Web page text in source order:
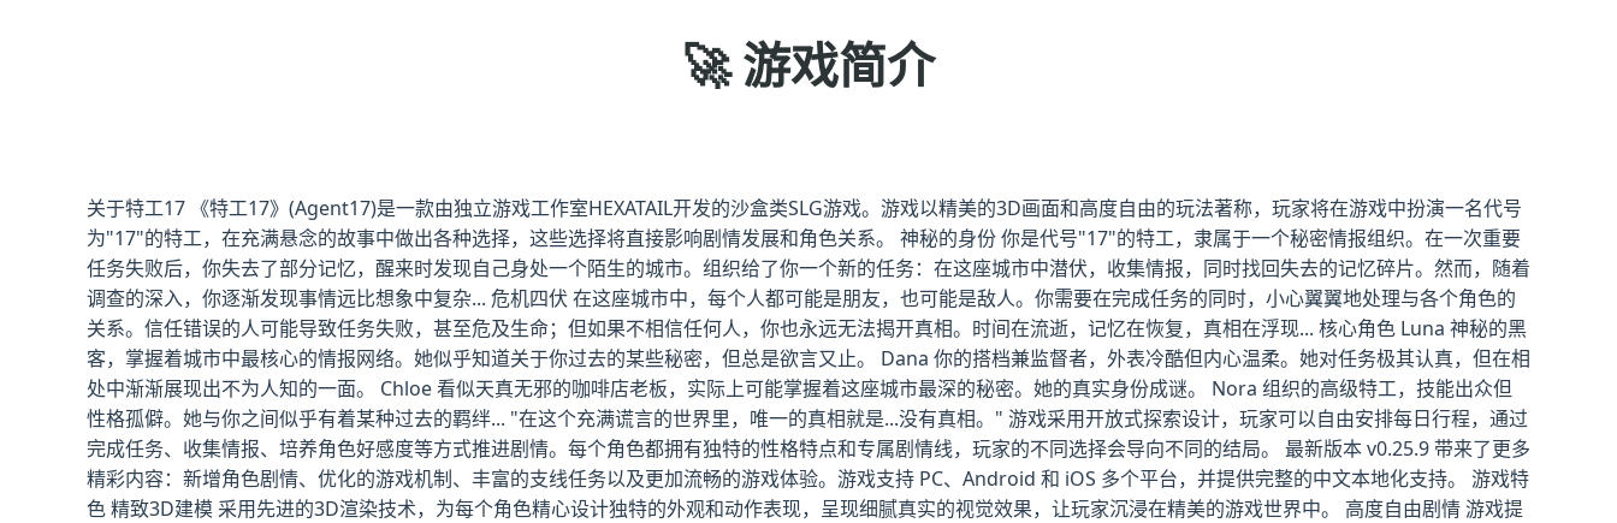
🚀 游戏简介
关于特工17 《特工17》(Agent17)是一款由独立游戏工作室HEXATAIL开发的沙盒类SLG游戏。游戏以精美的3D画面和高度自由的玩法著称，玩家将在游戏中扮演一名代号
为"17"的特工，在充满悬念的故事中做出各种选择，这些选择将直接影响剧情发展和角色关系。 神秘的身份 你是代号"17"的特工，隶属于一个秘密情报组织。在一次重要
任务失败后，你失去了部分记忆，醒来时发现自己身处一个陌生的城市。组织给了你一个新的任务：在这座城市中潜伏，收集情报，同时找回失去的记忆碎片。然而，随着
调查的深入，你逐渐发现事情远比想象中复杂... 危机四伏 在这座城市中，每个人都可能是朋友，也可能是敌人。你需要在完成任务的同时，小心翼翼地处理与各个角色的
关系。信任错误的人可能导致任务失败，甚至危及生命；但如果不相信任何人，你也永远无法揭开真相。时间在流逝，记忆在恢复，真相在浮现... 核心角色 Luna 神秘的黑
客，掌握着城市中最核心的情报网络。她似乎知道关于你过去的某些秘密，但总是欲言又止。 Dana 你的搭档兼监督者，外表冷酷但内心温柔。她对任务极其认真，但在相
处中渐渐展现出不为人知的一面。 Chloe 看似天真无邪的咖啡店老板，实际上可能掌握着这座城市最深的秘密。她的真实身份成谜。 Nora 组织的高级特工，技能出众但
性格孤僻。她与你之间似乎有着某种过去的羁绊... "在这个充满谎言的世界里，唯一的真相就是...没有真相。" 游戏采用开放式探索设计，玩家可以自由安排每日行程，通过
完成任务、收集情报、培养角色好感度等方式推进剧情。每个角色都拥有独特的性格特点和专属剧情线，玩家的不同选择会导向不同的结局。 最新版本 v0.25.9 带来了更多
精彩内容：新增角色剧情、优化的游戏机制、丰富的支线任务以及更加流畅的游戏体验。游戏支持 PC、Android 和 iOS 多个平台，并提供完整的中文本地化支持。 游戏特
色 精致3D建模 采用先进的3D渲染技术，为每个角色精心设计独特的外观和动作表现，呈现细腻真实的视觉效果，让玩家沉浸在精美的游戏世界中。 高度自由剧情 游戏提